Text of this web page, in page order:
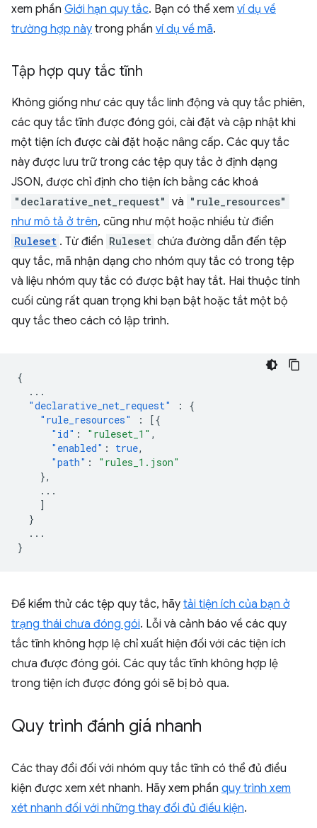
xem phần Giới hạn quy tắc. Bạn có thể xem ví dụ về
trường hợp này trong phần ví dụ về mã.
Tập hợp quy tắc tĩnh
Không giống như các quy tắc linh động và quy tắc phiên,
các quy tắc tĩnh được đóng gói, cài đặt và cập nhật khi
một tiện ích được cài đặt hoặc nâng cấp. Các quy tắc
này được lưu trữ trong các tệp quy tắc ở định dạng
JSON, được chỉ định cho tiện ích bằng các khoá
"declarative_net_request" và "rule_resources"
như mô tả ở trên, cũng như một hoặc nhiều từ điển
Ruleset . Từ điển Ruleset chứa đường dẫn đến tệp
quy tắc, mã nhận dạng cho nhóm quy tắc có trong tệp
và liệu nhóm quy tắc có được bật hay tắt. Hai thuộc tính
cuối cùng rất quan trọng khi bạn bật hoặc tắt một bộ
quy tắc theo cách có lập trình.
{
...
"declarative_net_request"
:
{
"rule_resources"
:
[{
"id" : "ruleset_1" ,
"enabled" : true,
"path" :
"rules_1.json"
},
...
]
}
...
}
Để kiểm thử các tệp quy tắc, hãy tải tiện ích của bạn ở
trạng thái chưa đóng gói. Lỗi và cảnh báo về các quy
tắc tĩnh không hợp lệ chỉ xuất hiện đối với các tiện ích
chưa được đóng gói. Các quy tắc tĩnh không hợp lệ
trong tiện ích được đóng gói sẽ bị bỏ qua.
Quy trình đánh giá nhanh
Các thay đổi đối với nhóm quy tắc tĩnh có thể đủ điều
kiện được xem xét nhanh. Hãy xem phần quy trình xem
xét nhanh đối với những thay đổi đủ điều kiện.